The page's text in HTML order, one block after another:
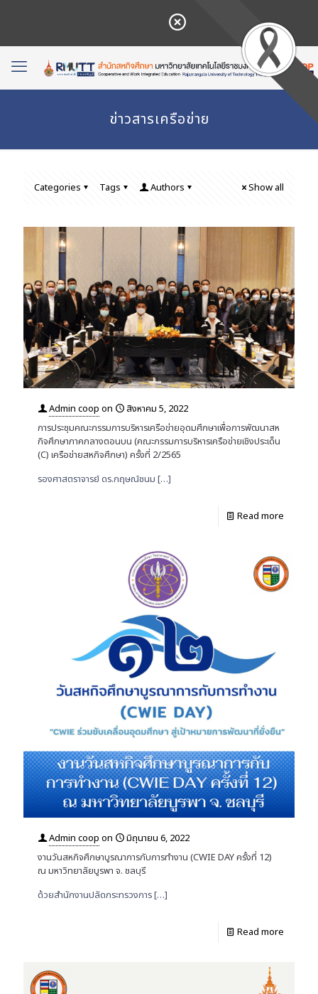
ข่าวสารเครือข่าย
Categories Tags Authors Show all
Admin coop on
สิงหาคม 5, 2022
การประชุมคณะกรรมการบริหารเครือข่ายอุดมศึกษาเพื่อการพัฒนาสห
กิจศึกษาภาคกลางตอนบน (คณะกรรมการบริหารเครือข่ายเชิงประเด็น
(C) เครือข่ายสหกิจศึกษา) ครั้งที่ 2/2565
รองศาสตราจารย์ ดร.กฤษณ์ชนม […]
Read more
Admin coop on
มิถุนายน 6, 2022
งานวันสหกิจศึกษาบูรณาการกับการทำงาน (CWIE DAY ครั้งที่ 12)
ณ มหาวิทยาลัยบูรพา จ. ชลบุรี
ด้วยสำนักงานปลัดกระทรวงการ[…]
Read more